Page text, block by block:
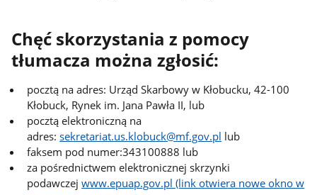
Chęć skorzystania z pomocy
tłumacza można zgłosić:
pocztą na adres: Urząd Skarbowy w Kłobucku, 42-100
Kłobuck, Rynek im. Jana Pawła II, lub
pocztą elektroniczną na
adres:sekretariat.us.klobuck@mf.gov.pl lub
faksem pod numer:343100888 lub
za pośrednictwem elektronicznej skrzynki
podawczejwww.epuap.gov.pl (link otwiera nowe okno w